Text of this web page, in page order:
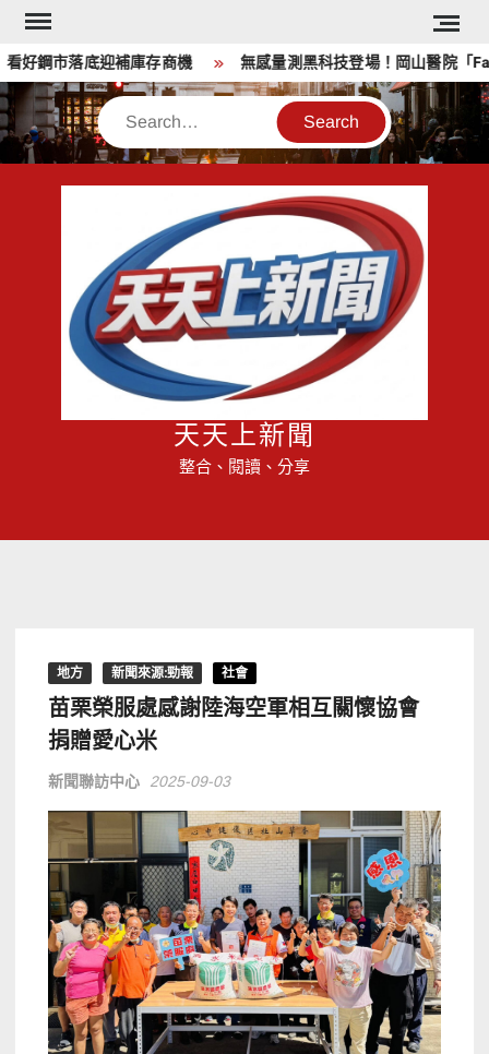
Skip
content
鋼市落底迎補庫存商機 無感量測黑科技登場！岡山醫院「
Search
天天上新聞
整合、閱讀、分享
地方 新聞來源:勁報 社會
苗栗榮服處感謝陸海空軍相互關懷協會
捐贈愛心米
新聞聯訪中心 2025-09-03